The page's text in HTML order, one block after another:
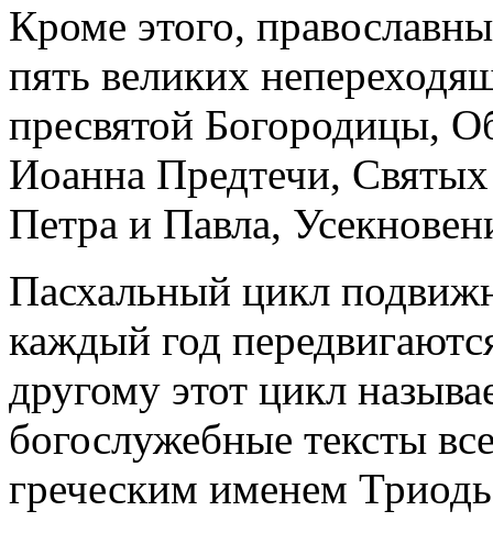
Кроме этого,
пять великих
пресвятой Богородицы,
Иоанна Предтечи,
Петра и Павла,
Пасхальный цикл
каждый год
другому этот цикл
богослужебные тексты
греческим именем